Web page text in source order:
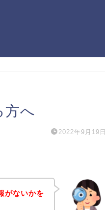
方へ
2022年9月19日
がないかを